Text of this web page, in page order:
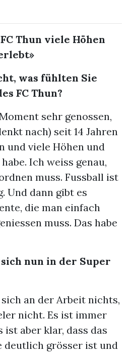
Thun viele Höhen
was fühlten Sie
FC Thun?
sehr genossen,
nach) seit 14 Jahren
und viele Höhen und
Ich weiss genau,
muss. Fussball ist
Und dann gibt es
die man einfach
muss. Das habe
nun in der Super
an der Arbeit nichts,
nicht. Es ist immer
ist aber klar, dass das
deutlich grösser ist und